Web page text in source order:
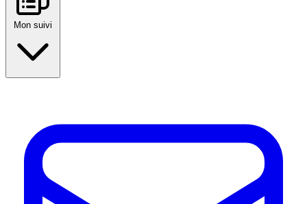
Mon suivi